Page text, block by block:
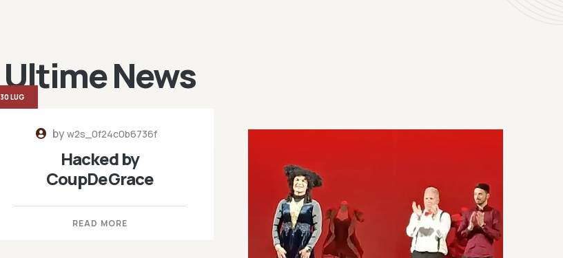
Ultime News
byw2s_0f24c0b6736f
Hacked by
CoupDeGrace
READ MORE
30 LUG